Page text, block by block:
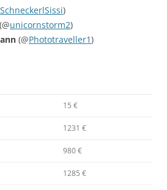
SchneckerlSissi)
(@unicornstorm2)
(@Phototraveller1)
15 €
1231 €
980 €
1285 €